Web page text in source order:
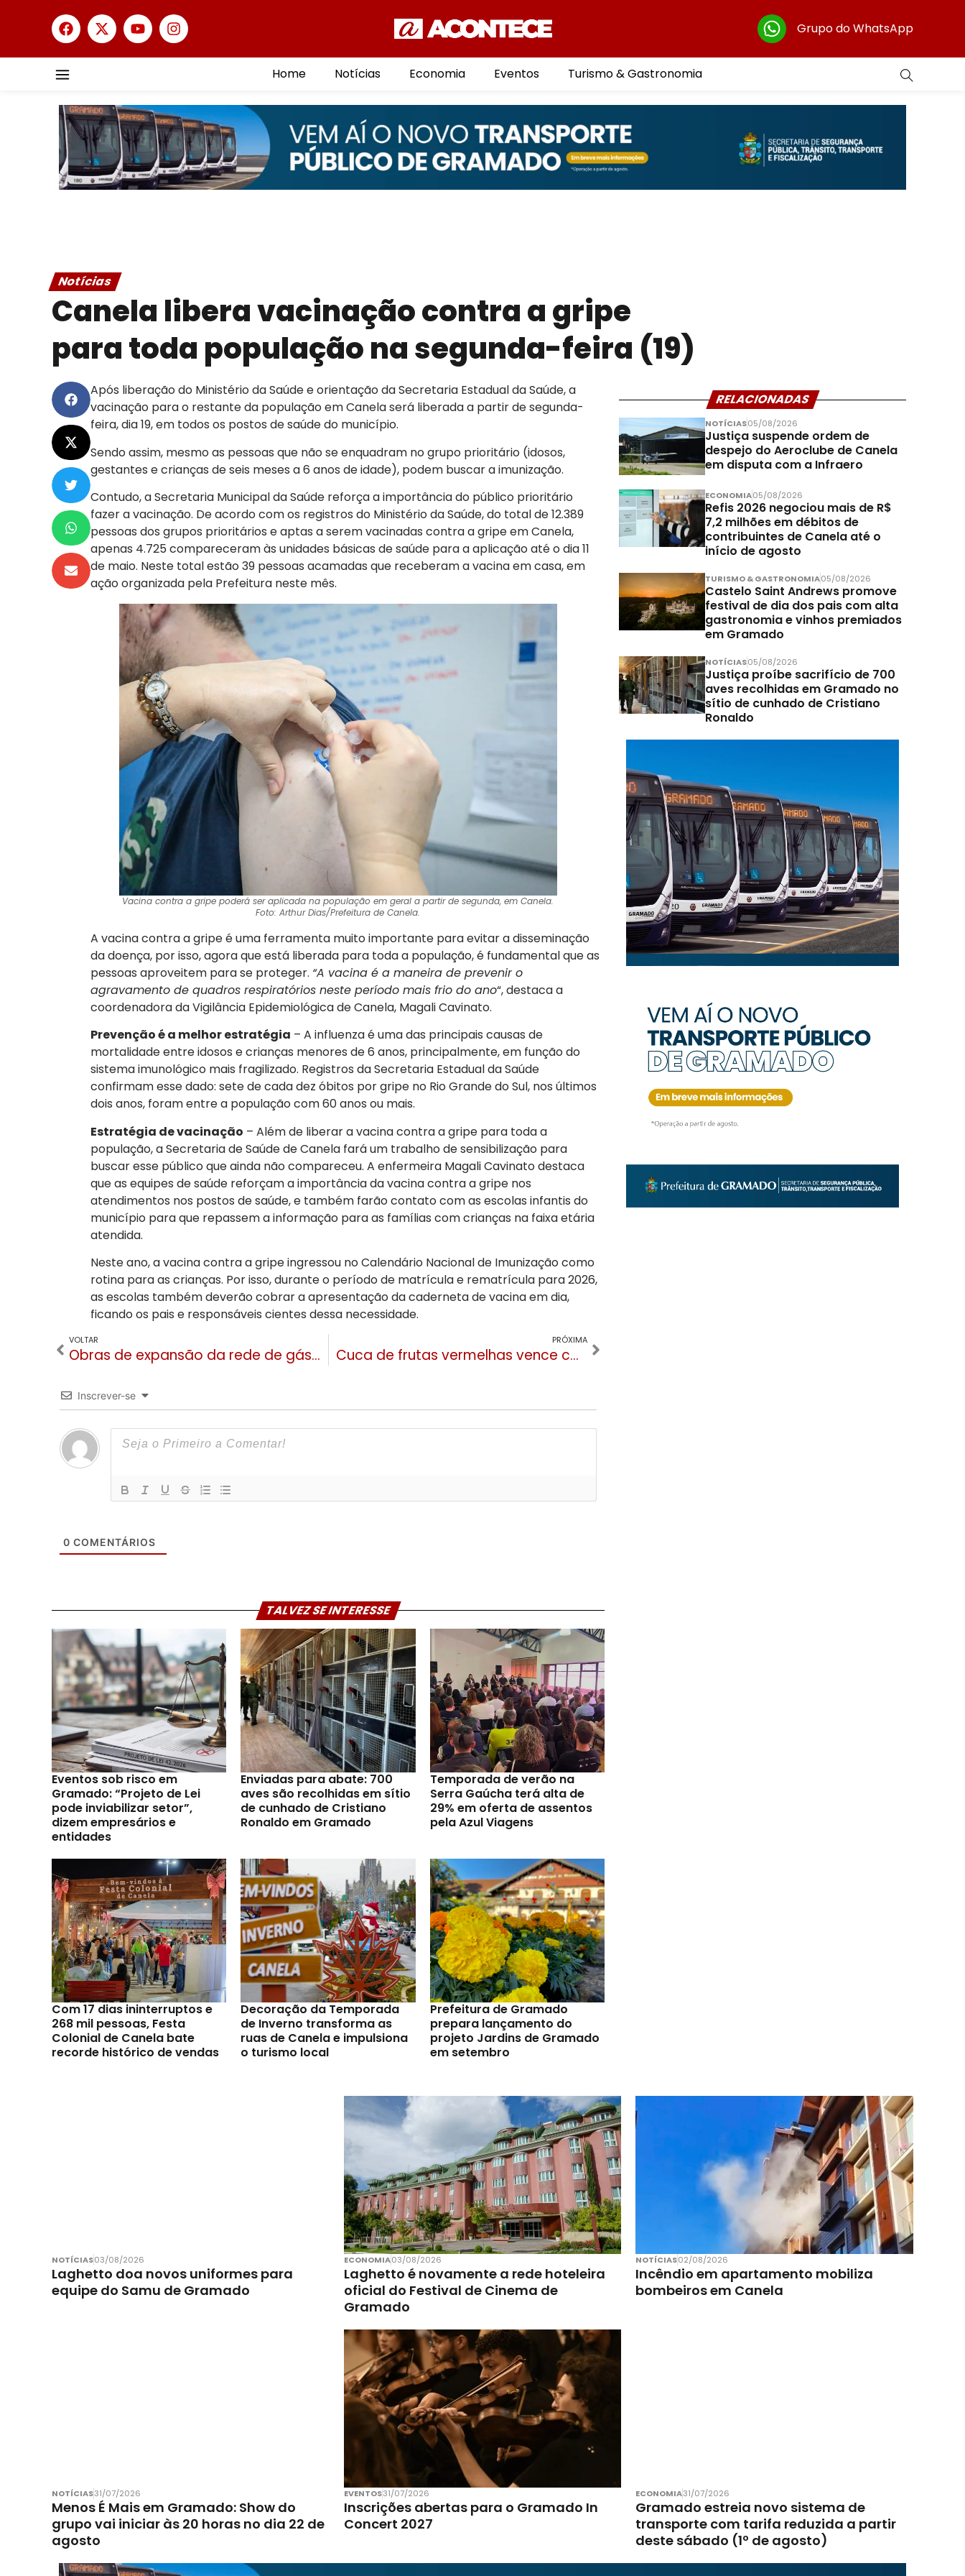
Grupo do WhatsApp
Home Notícias Economia Eventos Turismo & Gastronomia
Notícias
Canela libera vacinação contra a gripe
para toda população na segunda-feira (19)
Após liberação do Ministério da Saúde e orientação da Secretaria Estadual da Saúde, a
vacinação para o restante da população em Canela será liberada a partir de segunda-
feira, dia 19, em todos os postos de saúde do município.
Sendo assim, mesmo as pessoas que não se enquadram no grupo prioritário (idosos,
gestantes e crianças de seis meses a 6 anos de idade), podem buscar a imunização.
Contudo, a Secretaria Municipal da Saúde reforça a importância do público prioritário
fazer a vacinação. De acordo com os registros do Ministério da Saúde, do total de 12.389
pessoas dos grupos prioritários e aptas a serem vacinadas contra a gripe em Canela,
apenas 4.725 compareceram às unidades básicas de saúde para a aplicação até o dia 11
de maio. Neste total estão 39 pessoas acamadas que receberam a vacina em casa, em
ação organizada pela Prefeitura neste mês.
Vacina contra a gripe poderá ser aplicada na população em geral a partir de segunda, em Canela.
Foto: Arthur Dias/Prefeitura de Canela.
A vacina contra a gripe é uma ferramenta muito importante para evitar a disseminação
da doença, por isso, agora que está liberada para toda a população, é fundamental que as
pessoas aproveitem para se proteger. “A vacina é a maneira de prevenir o
agravamento de quadros respiratórios neste período mais frio do ano“, destaca a
coordenadora da Vigilância Epidemiológica de Canela, Magali Cavinato.
Prevenção é a melhor estratégia – A influenza é uma das principais causas de
mortalidade entre idosos e crianças menores de 6 anos, principalmente, em função do
sistema imunológico mais fragilizado. Registros da Secretaria Estadual da Saúde
confirmam esse dado: sete de cada dez óbitos por gripe no Rio Grande do Sul, nos últimos
dois anos, foram entre a população com 60 anos ou mais.
Estratégia de vacinação – Além de liberar a vacina contra a gripe para toda a
população, a Secretaria de Saúde de Canela fará um trabalho de sensibilização para
buscar esse público que ainda não compareceu. A enfermeira Magali Cavinato destaca
que as equipes de saúde reforçam a importância da vacina contra a gripe nos
atendimentos nos postos de saúde, e também farão contato com as escolas infantis do
município para que repassem a informação para as famílias com crianças na faixa etária
atendida.
Neste ano, a vacina contra a gripe ingressou no Calendário Nacional de Imunização como
rotina para as crianças. Por isso, durante o período de matrícula e rematrícula para 2026,
as escolas também deverão cobrar a apresentação da caderneta de vacina em dia,
ficando os pais e responsáveis cientes dessa necessidade.
VOLTAR
Obras de expansão da rede de gás em Gramado serão realizadas no período da noite pela Sulgás
PRÓXIMA
Cuca de frutas vermelhas vence concurso de melhor cuca da Festa da Colônia 2025 em Gramado
Inscrever-se
0 COMENTÁRIOS
TALVEZ SE INTERESSE
Eventos sob risco em
Gramado: “Projeto de Lei
pode inviabilizar setor”,
dizem empresários e
entidades
Enviadas para abate: 700
aves são recolhidas em sítio
de cunhado de Cristiano
Ronaldo em Gramado
Temporada de verão na
Serra Gaúcha terá alta de
29% em oferta de assentos
pela Azul Viagens
Com 17 dias ininterruptos e
268 mil pessoas, Festa
Colonial de Canela bate
recorde histórico de vendas
Decoração da Temporada
de Inverno transforma as
ruas de Canela e impulsiona
o turismo local
Prefeitura de Gramado
prepara lançamento do
projeto Jardins de Gramado
em setembro
RELACIONADAS
NOTÍCIAS05/08/2026
Justiça suspende ordem de
despejo do Aeroclube de Canela
em disputa com a Infraero
ECONOMIA05/08/2026
Refis 2026 negociou mais de R$
7,2 milhões em débitos de
contribuintes de Canela até o
início de agosto
TURISMO & GASTRONOMIA05/08/2026
Castelo Saint Andrews promove
festival de dia dos pais com alta
gastronomia e vinhos premiados
em Gramado
NOTÍCIAS05/08/2026
Justiça proíbe sacrifício de 700
aves recolhidas em Gramado no
sítio de cunhado de Cristiano
Ronaldo
NOTÍCIAS03/08/2026
Laghetto doa novos uniformes para
equipe do Samu de Gramado
ECONOMIA03/08/2026
Laghetto é novamente a rede hoteleira
oficial do Festival de Cinema de
Gramado
NOTÍCIAS02/08/2026
Incêndio em apartamento mobiliza
bombeiros em Canela
NOTÍCIAS31/07/2026
Menos É Mais em Gramado: Show do
grupo vai iniciar às 20 horas no dia 22 de
agosto
EVENTOS31/07/2026
Inscrições abertas para o Gramado In
Concert 2027
ECONOMIA31/07/2026
Gramado estreia novo sistema de
transporte com tarifa reduzida a partir
deste sábado (1º de agosto)